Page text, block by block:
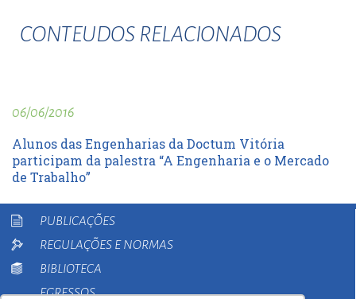
CONTEUDOS RELACIONADOS
06/06/2016
Alunos das Engenharias da Doctum Vitória
participam da palestra “A Engenharia e o Mercado
de Trabalho”
PUBLICAÇÕES
REGULAÇÕES E NORMAS
BIBLIOTECA
EGRESSOS